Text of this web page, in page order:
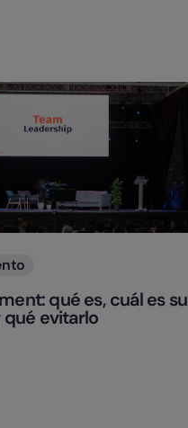
qué es, cuál es su
evitarlo